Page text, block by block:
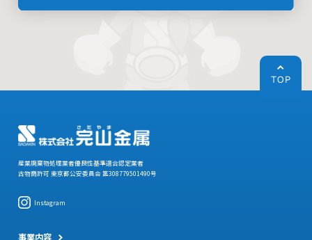
産業廃棄物処理業者優良性基準適合認定業者
古物商許可 東京都公安委員会 第308779501490号
Instagram
事業内容